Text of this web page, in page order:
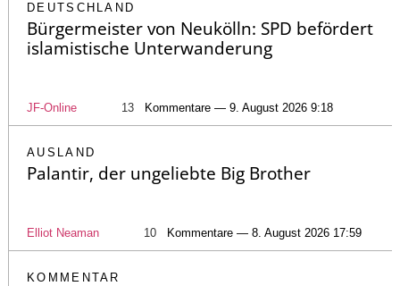
DEUTSCHLAND
Bürgermeister von Neukölln: SPD befördert
islamistische Unterwanderung
JF-Online 13 Kommentare — 9. August 2026 9:18
AUSLAND
Palantir, der ungeliebte Big Brother
Elliot Neaman 10 Kommentare — 8. August 2026 17:59
KOMMENTAR